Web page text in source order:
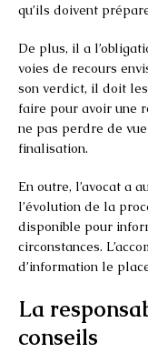
qu’ils doivent
De plus, il a
voies de recours
son verdict, il doit
faire pour avoir une
ne pas perdre de
finalisation.
En outre, l’avocat a
l’évolution de la
disponible pour
circonstances.
d’information le
La
conseils